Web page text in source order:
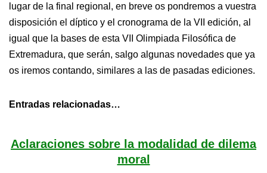
lugar de la final regional, en breve os pondremos a vuestra
disposición el díptico y el cronograma de la VII edición, al
igual que la bases de esta VII Olimpiada Filosófica de
Extremadura, que serán, salgo algunas novedades que ya
os iremos contando, similares a las de pasadas ediciones.
Entradas relacionadas…
Aclaraciones sobre la modalidad de dilema
moral